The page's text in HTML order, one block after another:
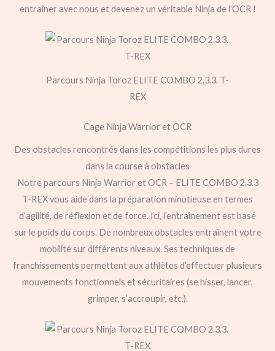
entraîner avec nous et devenez un véritable Ninja de l’OCR !
Parcours Ninja Toroz ELITE COMBO 2.3.3. T-
REX
Cage Ninja Warrior et OCR
Des obstacles rencontrés dans les compétitions les plus dures
dans la course à obstacles
Notre parcours Ninja Warrior et OCR – ELITE COMBO 2.3.3
T-REX vous aide dans la préparation minutieuse en termes
d’agilité, de réflexion et de force. Ici, l’entraînement est basé
sur le poids du corps. De nombreux obstacles entraînent votre
mobilité sur différents niveaux. Ses techniques de
franchissements permettent aux athlètes d’effectuer plusieurs
mouvements fonctionnels et sécuritaires (se hisser, lancer,
grimper, s’accroupir, etc.).